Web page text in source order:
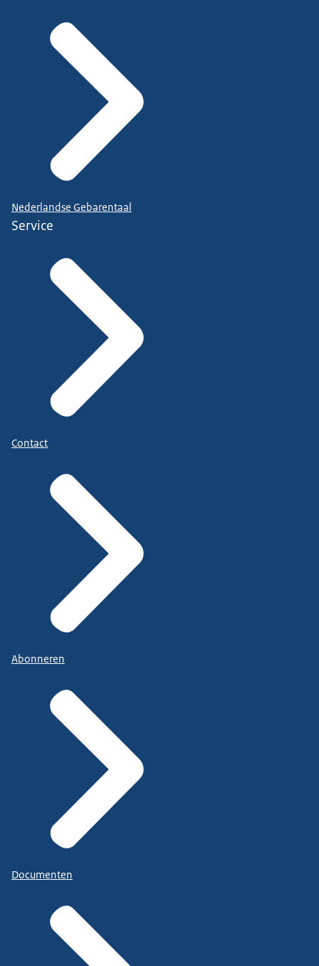
Nederlandse Gebarentaal
Service
Contact
Abonneren
Documenten